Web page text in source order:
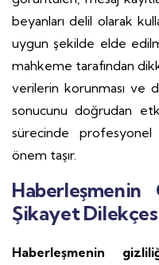
beyanları delil olarak
uygun şekilde elde
mahkeme tarafından
verilerin korunması ve
sonucunu doğrudan
sürecinde
önem taşır.
Şikayet
Haberleşmenin